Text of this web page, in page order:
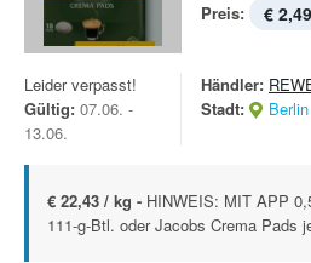
Preis: € 2,49
Leider verpasst!
Gültig: 07.06. -
13.06.
Händler:
Stadt:
Berlin
€ 22,43 / kg - HINWEIS: MIT APP
111-g-Btl. oder Jacobs Crema Pads